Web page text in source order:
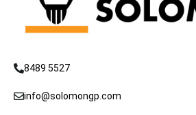
8489 5527
info@solomongp.com